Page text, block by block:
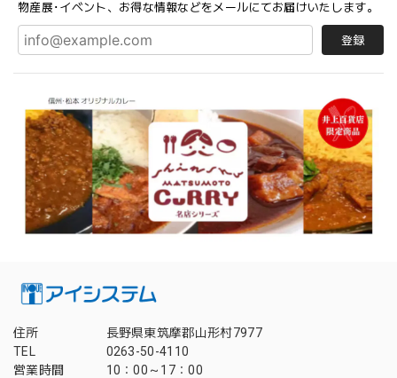
物産展･イベント、お得な情報などをメールにてお届けいたします。
登録
住所
長野県東筑摩郡山形村7977
TEL
0263-50-4110
営業時間
10：00～17：00